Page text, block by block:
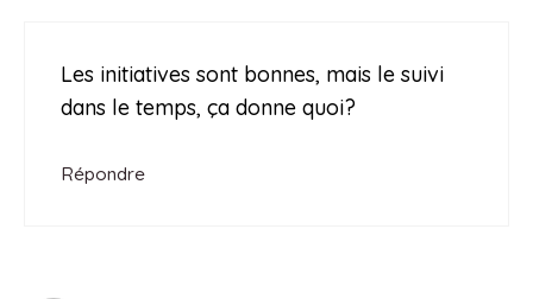
Les initiatives sont bonnes, mais le suivi
dans le temps, ça donne quoi?
Répondre